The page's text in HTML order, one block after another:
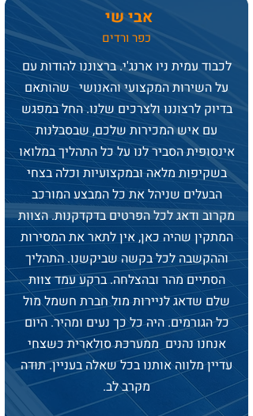
אבי שי
כפר ורדים
לכבוד עמית ניו ארנג'י. ברצוננו להודות עם
על השירות המקצועי והאנושי שהותאם
בדיוק לרצוננו ולצרכים שלנו. החל במפגש
עם איש המכירות שלכם, שבסבלנות
אינסופית הסביר לנו על כל התהליך במלואו
בשקיפות מלאה ובמקצועיות וכלה בצחי
הבעלים שניהל את כל המבצע המורכב
מקרוב ודאג לכל הפרטים בדקדקנות. הצוות
המתקין שהיה כאן, אין לתאר את המסירות
וההקשבה לכל בקשה שביקשנו. התהליך
הסתיים מהר ובהצלחה. ברקע עמד צוות
שלם שדאג לניירות מול חברת חשמל מול
כל הגורמים. היה כל כך נעים ומהיר. היום
אנחנו נהנים ממערכת סולארית כשצחי
עדיין מלווה אותנו בכל שאלה בעניין. תודה
מקרב לב.